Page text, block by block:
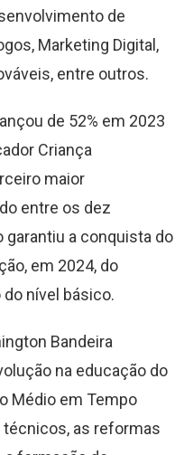
de
Marketing Digital,
entre outros.
de 52% em 2023
Criança
maior
entre os dez
garantiu a conquista do
em 2024, do
nível básico.
Bandeira
na educação do
Médio em Tempo
as reformas